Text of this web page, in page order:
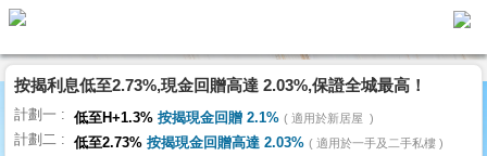
代
理
主
頁
按揭利息低至2.73%,現金回贈高達 2.03%,保證全城最高！
計劃一 低至H+1.3% 按揭現金回贈 2.1% 適用於新居屋
計劃二 低至2.73% 按揭現金回贈高達 2.03% 適用於一手及二手私樓